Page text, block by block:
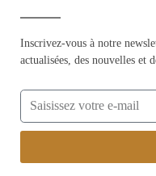
Inscrivez-vous à notre
actualisées, des nouvelles et